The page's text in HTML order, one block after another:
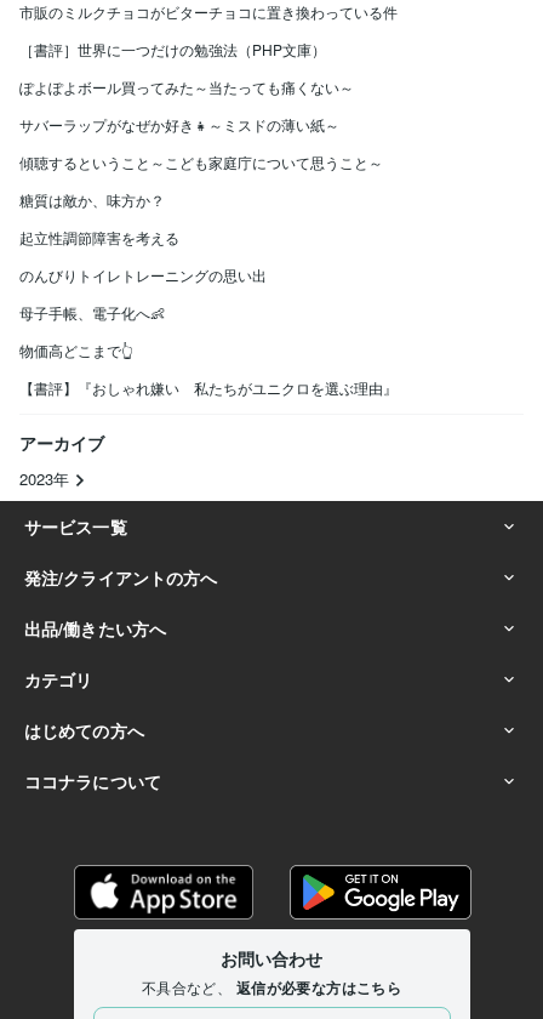
市販のミルクチョコがビターチョコに置き換わっている件
［書評］世界に一つだけの勉強法（PHP文庫）
ぽよぽよボール買ってみた～当たっても痛くない～
サバーラップがなぜか好き👧～ミスドの薄い紙～
傾聴するということ～こども家庭庁について思うこと～
糖質は敵か、味方か？
起立性調節障害を考える
のんびりトイレトレーニングの思い出
母子手帳、電子化へ👶
物価高どこまで👆
【書評】『おしゃれ嫌い 私たちがユニクロを選ぶ理由』
アーカイブ
2023年